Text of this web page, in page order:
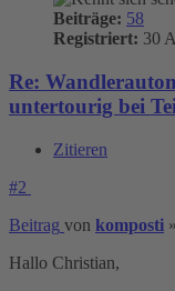
Beiträge: 58
Registriert: 30
Re:
untertourig bei
Zitieren
#2
Beitrag von komposti »
Hallo Christian,